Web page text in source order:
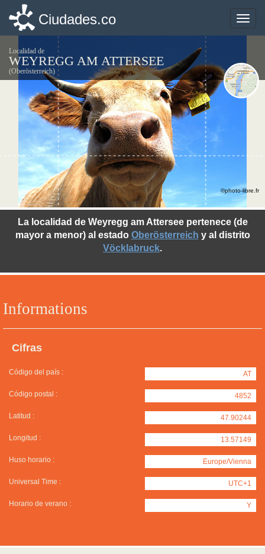
Toggle
Ciudades.co
Localidad de
WEYREGG AM ATTERSEE
(Oberösterreich)
Informations
Cifras
Código del país : AT
Código postal : 4852
Latitud : 47.90244
Longitud : 13.57149
Huso horario : Europe/Vienna
Universal Time : UTC+1
Horario de verano : Y
La localidad de Weyregg am Attersee pertenece (de
mayor a menor) al estado Oberösterreich y al distrito
Vöcklabruck.
©photo-libre.fr
Toggle
Ciudades.co